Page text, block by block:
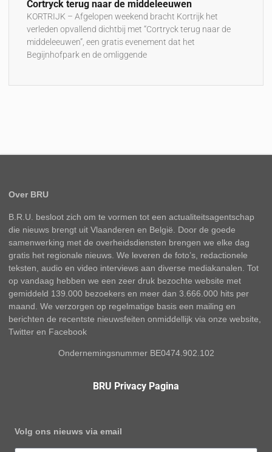
Cortryck terug naar de middeleeuwen
KORTRIJK – Afgelopen weekend bracht Kortrijk het
verleden opvallend dichtbij met “Cortryck terug naar de
middeleeuwen”, een gratis evenement dat het
Begijnhofpark en de omliggende
Over BRU
B.R.U. besloot zich om te vormen tot een actualiteitsagentschap
die nieuws brengt uit Vlaanderen en België. Door de goede
samenwerking met de overheidsdiensten brengen we elke dag
gratis het regionale nieuws. We leveren de foto’s, redactionele
teksten, audio en video interviews aan diverse mediakanalen. Tot
op vandaag hebben we een zeer druk bezochte website met
gemiddeld 139.000 bezoekers en meer dan 3.666.000 hits per
maand. We verzorgen op regelmatige basis een mailing en
berichten de recentste nieuwsfeiten onmiddellijk via onze website,
Twitter en Facebook
Ondernemingsnummer BE0474.902.102
BRU Privacy Pagina
Volg ons nieuws via email